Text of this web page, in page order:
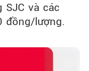
SJC và các
đồng/lượng.